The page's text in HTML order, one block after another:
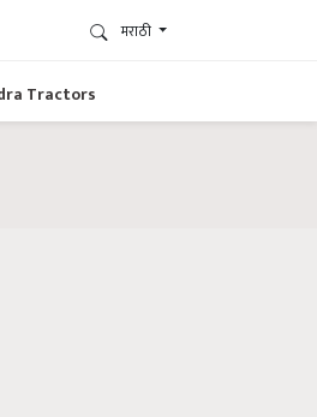
मराठी